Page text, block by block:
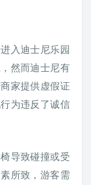
入迪士尼乐园
然而迪士尼有
家提供虚假证
为违反了诚信
导致碰撞或受
所致，游客需